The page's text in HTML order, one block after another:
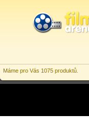
Máme pro Vás 1075 produktů.